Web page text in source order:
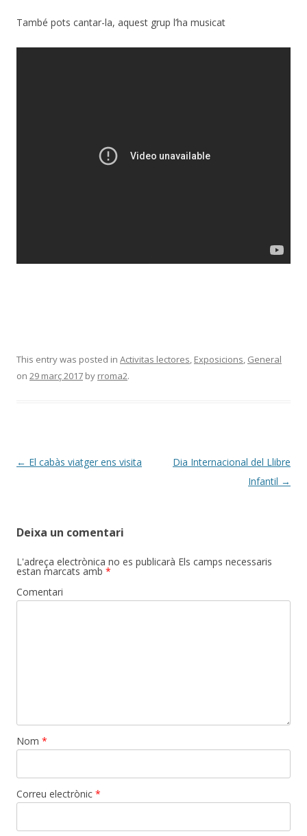
També pots cantar-la, aquest grup l’ha musicat
This entry was posted in Activitas lectores, Exposicions, General
on 29 març 2017 by rroma2.
Post
← El cabàs viatger ens visita
Dia Internacional del Llibre
Infantil →
Deixa un comentari
L'adreça electrònica no es publicarà Els camps necessaris
estan marcats amb *
Comentari
Nom *
Correu electrònic *